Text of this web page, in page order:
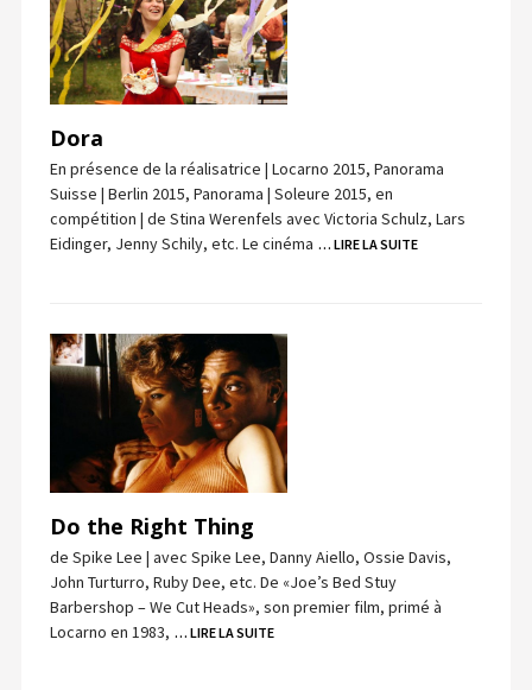
Dora
En présence de la réalisatrice | Locarno 2015, Panorama
Suisse | Berlin 2015, Panorama | Soleure 2015, en
compétition | de Stina Werenfels avec Victoria Schulz, Lars
Eidinger, Jenny Schily, etc. Le cinéma … LIRE LA SUITE
Do the Right Thing
de Spike Lee | avec Spike Lee, Danny Aiello, Ossie Davis,
John Turturro, Ruby Dee, etc. De «Joe’s Bed Stuy
Barbershop – We Cut Heads», son premier film, primé à
Locarno en 1983, … LIRE LA SUITE